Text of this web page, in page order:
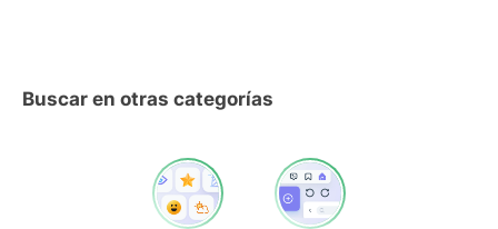
Buscar en otras categorías